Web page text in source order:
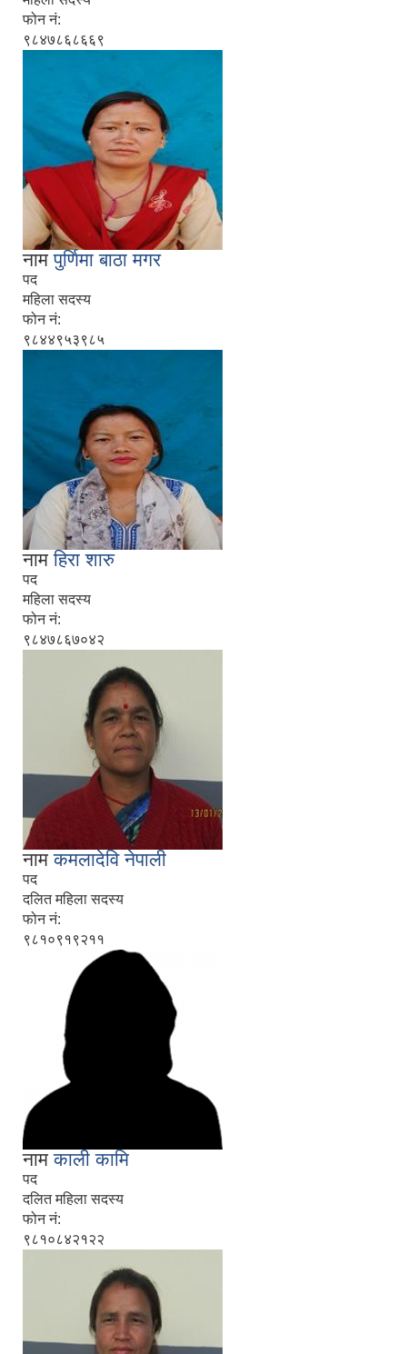
फोन नं:
९८४७८६८६६९
नाम पुर्णिमा बाठा मगर
पद
महिला सदस्य
फोन नं:
९८४४९५३९८५
नाम हिरा शारु
पद
महिला सदस्य
फोन नं:
९८४७८६७०४२
नाम कमलादेवि नेपाली
पद
दलित महिला सदस्य
फोन नं:
९८१०९१९२११
नाम काली कामि
पद
दलित महिला सदस्य
फोन नं:
९८१०८४२१२२